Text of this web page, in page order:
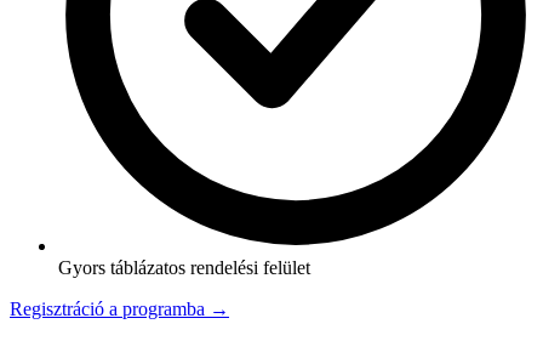
Gyors táblázatos rendelési felület
Regisztráció a programba →